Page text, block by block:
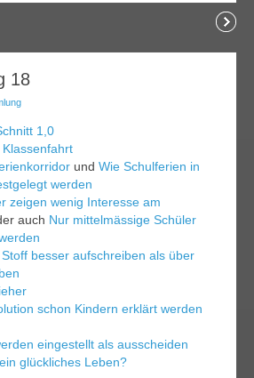
lesen
18
1,0
und Wie Schulferien in
werden
zeigen wenig Interesse am
auch Nur mittelmässige Schüler
besser aufschreiben als über
schon Kindern erklärt werden
eingestellt als ausscheiden
glückliches Leben?